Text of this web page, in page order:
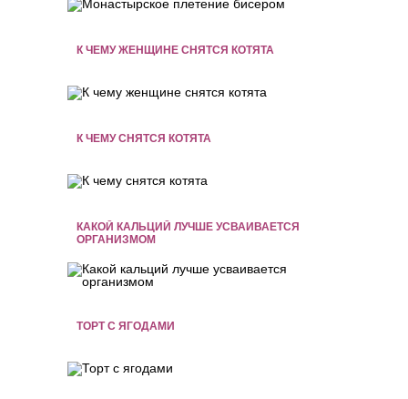
К ЧЕМУ ЖЕНЩИНЕ СНЯТСЯ КОТЯТА
К ЧЕМУ СНЯТСЯ КОТЯТА
КАКОЙ КАЛЬЦИЙ ЛУЧШЕ УСВАИВАЕТСЯ
ОРГАНИЗМОМ
ТОРТ С ЯГОДАМИ